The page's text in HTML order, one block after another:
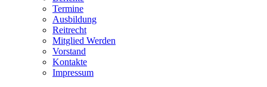
Termine
Ausbildung
Reitrecht
Mitglied Werden
Vorstand
Kontakte
Impressum